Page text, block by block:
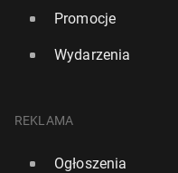
Promocje
Wydarzenia
REKLAMA
Ogłoszenia